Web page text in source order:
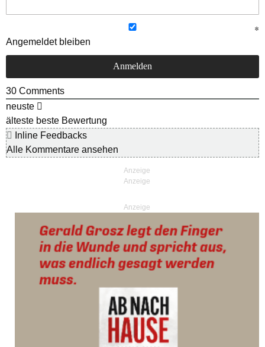
Angemeldet bleiben
30 Comments
neuste
älteste beste Bewertung
Inline Feedbacks
Alle Kommentare ansehen
Anzeige